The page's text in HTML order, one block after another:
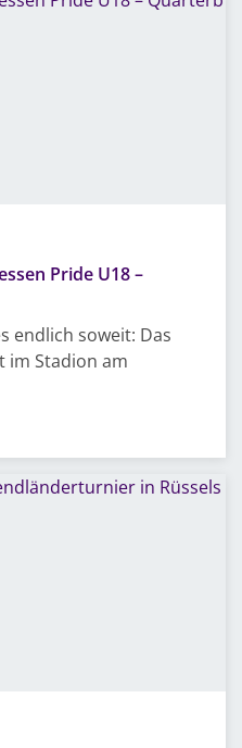
Pride U18 –
endlich soweit: Das
im Stadion am